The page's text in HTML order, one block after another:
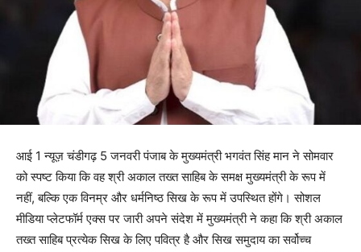
आई 1 न्यूज़ चंडीगढ़ 5 जनवरी पंजाब के मुख्यमंत्री भगवंत सिंह मान ने सोमवार
को स्पष्ट किया कि वह श्री अकाल तख्त साहिब के समक्ष मुख्यमंत्री के रूप में
नहीं, बल्कि एक विनम्र और धर्मनिष्ठ सिख के रूप में उपस्थित होंगे। सोशल
मीडिया प्लेटफॉर्म एक्स पर जारी अपने संदेश में मुख्यमंत्री ने कहा कि श्री अकाल
तख्त साहिब प्रत्येक सिख के लिए पवित्र है और सिख समुदाय का सर्वोच्च